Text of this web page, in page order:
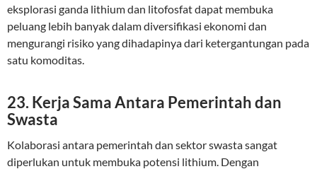
eksplorasi ganda lithium dan litofosfat dapat membuka
peluang lebih banyak dalam diversifikasi ekonomi dan
mengurangi risiko yang dihadapinya dari ketergantungan pada
satu komoditas.
23. Kerja Sama Antara Pemerintah dan
Swasta
Kolaborasi antara pemerintah dan sektor swasta sangat
diperlukan untuk membuka potensi lithium. Dengan